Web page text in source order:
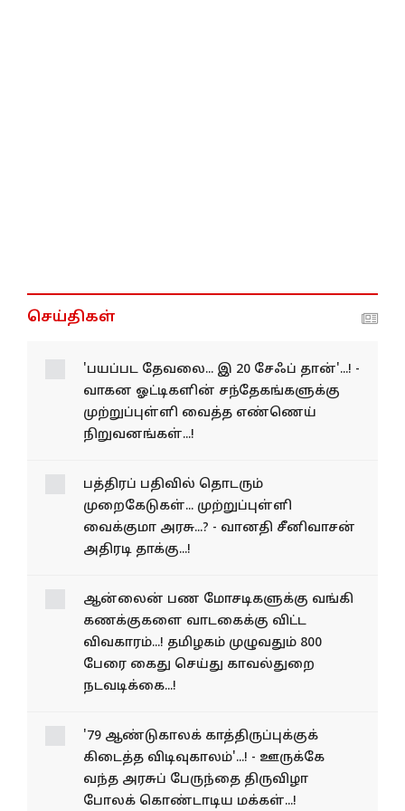
செய்திகள்
'பயப்பட தேவலை... இ 20 சேஃப் தான்'...! -
வாகன ஓட்டிகளின் சந்தேகங்களுக்கு
முற்றுப்புள்ளி வைத்த எண்ணெய்
நிறுவனங்கள்...!
பத்திரப் பதிவில் தொடரும்
முறைகேடுகள்... முற்றுப்புள்ளி
வைக்குமா அரசு...? - வானதி சீனிவாசன்
அதிரடி தாக்கு...!
ஆன்லைன் பண மோசடிகளுக்கு வங்கி
கணக்குகளை வாடகைக்கு விட்ட
விவகாரம்...! தமிழகம் முழுவதும் 800
பேரை கைது செய்து காவல்துறை
நடவடிக்கை...!
'79 ஆண்டுகாலக் காத்திருப்புக்குக்
கிடைத்த விடிவுகாலம்'...! - ஊருக்கே
வந்த அரசுப் பேருந்தை திருவிழா
போலக் கொண்டாடிய மக்கள்...!